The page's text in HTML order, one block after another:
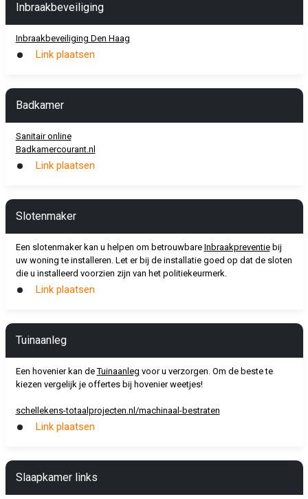
Inbraakbeveiliging
Inbraakbeveiliging Den Haag
Link plaatsen
Badkamer
Sanitair online
Badkamercourant.nl
Link plaatsen
Slotenmaker
Een slotenmaker kan u helpen om betrouwbare Inbraakpreventiebij
uw woning te installeren. Let er bij de installatie goed op dat de sloten
die u installeerd voorzien zijn van het politiekeurmerk.
Link plaatsen
Tuinaanleg
Een hovenier kan deTuinaanleg voor u verzorgen. Om de beste te
kiezen vergelijk je offertes bij hovenier weetjes!
schellekens-totaalprojecten.nl/machinaal-bestraten
Link plaatsen
Slaapkamer links